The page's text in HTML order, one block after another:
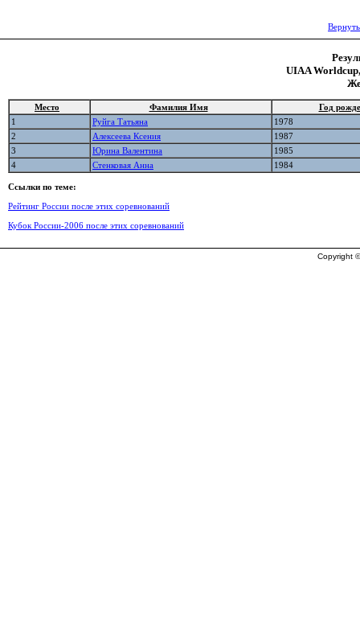
UIAA
Место Фамилия Имя
Год
1
Руйга Татьяна
1978
2
Алексеева Ксения
1987
3
Юрина Валентина
1985
4
Стенковая Анна 1984
Ссылки по теме:
Рейтинг России после этих соревнований
Кубок России-2006 после этих соревнований
Copyright